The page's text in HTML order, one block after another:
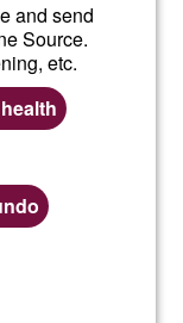
and send
Source.
etc.